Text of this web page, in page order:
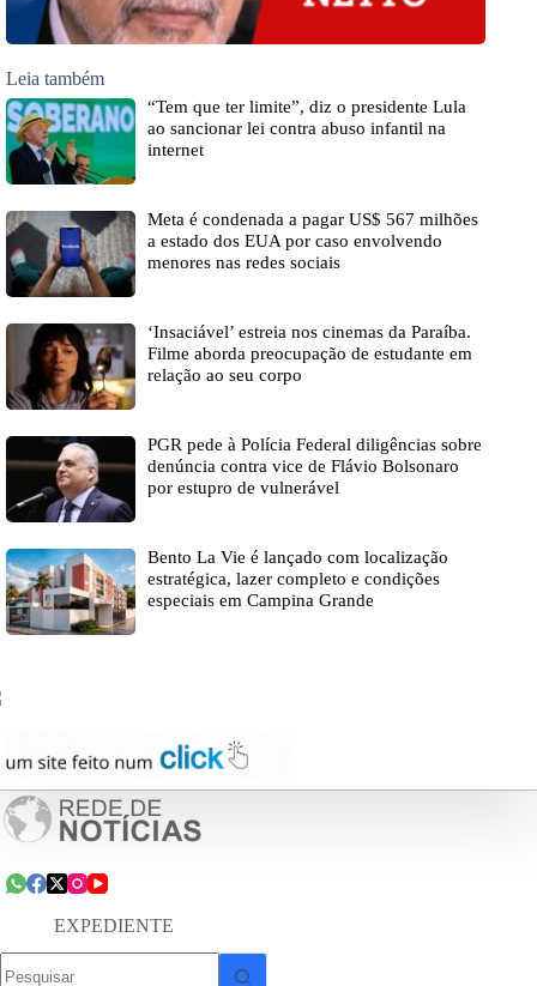
Leia também
“Tem que ter limite”, diz o presidente Lula
ao sancionar lei contra abuso infantil na
internet
Meta é condenada a pagar US$ 567 milhões
a estado dos EUA por caso envolvendo
menores nas redes sociais
‘Insaciável’ estreia nos cinemas da Paraíba.
Filme aborda preocupação de estudante em
relação ao seu corpo
PGR pede à Polícia Federal diligências sobre
denúncia contra vice de Flávio Bolsonaro
por estupro de vulnerável
Bento La Vie é lançado com localização
estratégica, lazer completo e condições
especiais em Campina Grande
EXPEDIENTE